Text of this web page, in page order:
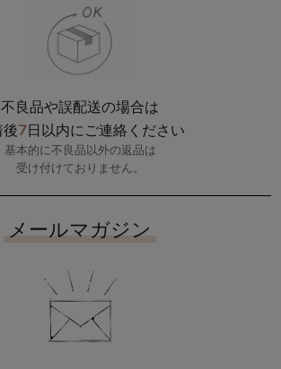
不良品や誤配送の場合は
後7日以内にご連絡ください
基本的に不良品以外の返品は
受け付けておりません。
メールマガジン